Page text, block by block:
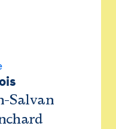
Salvan